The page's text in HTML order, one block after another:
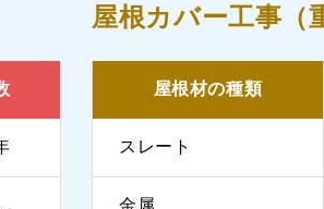
屋根カバー工事（
屋根材の種類
スレート
金属